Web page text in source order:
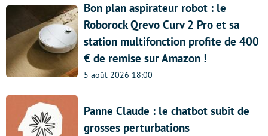
Bon plan aspirateur robot : le
Roborock Qrevo Curv 2 Pro et sa
station multifonction profite de 400
€ de remise sur Amazon !
5 août 2026 18:00
Panne Claude : le chatbot subit de
grosses perturbations